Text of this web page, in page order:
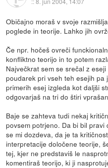
Običajno moraš v svoje
poglede in teorije. Lahko jih
Če npr. hočeš ovreči
konfliktno teorijo in to potem
Največkrat sem se srečal z
poudarek pri vseh teh esejih pa
primerih esej izgleda kot daljši
odgovarjaš na tri do štiri
Baje se zahteva tudi nekaj
povsem potrjeno. Da bi bil
se mi dozdeva, da je ta
interpretacije določene teorije,
tej, kjer ne predstaviš le
komentiraš teorijo, ki ji